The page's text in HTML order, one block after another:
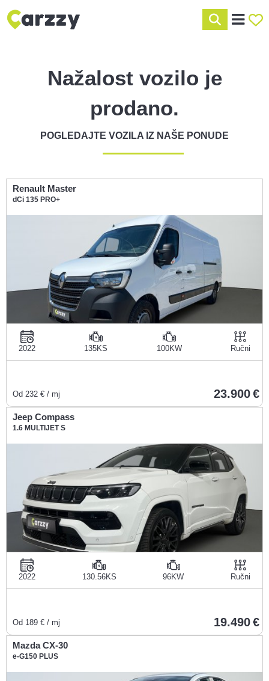
Nažalost vozilo je
prodano.
POGLEDAJTE VOZILA IZ NAŠE PONUDE
Renault Master
dCi 135 PRO+
2022 135KS 100KW Ručni
Od 232 € / mj 23.900
Jeep Compass
1.6 MULTIJET S
2022 130.56KS 96KW Ručni
Od 189 € / mj 19.490
Mazda CX-30
e-G150 PLUS